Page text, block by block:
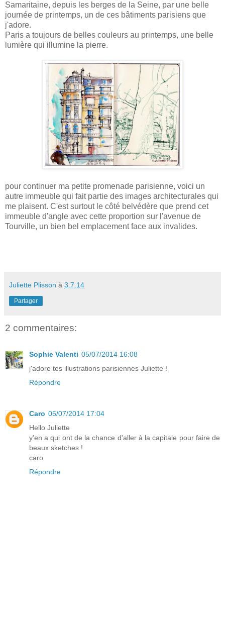
Samaritaine, depuis les berges de la Seine, par une belle
journée de printemps, un de ces bâtiments parisiens que
j'adore.
Paris a toujours de belles couleurs au printemps, une belle
lumière qui illumine la pierre.
pour continuer ma petite promenade parisienne, voici un
autre immeuble qui fait partie des images architecturales qui
me plaisent. C'est surtout le côté belvédère que prend cet
immeuble d'angle avec cette proportion sur l'avenue de
Tourville, un bien bel emplacement face aux invalides.
Juliette Plisson à 3.7.14
Partager
2 commentaires:
Sophie Valenti 05/07/2014 16:08
j'adore tes illustrations parisiennes Juliette !
Répondre
Caro 05/07/2014 17:04
Hello Juliette
y'en a qui ont de la chance d'aller à la capitale pour faire de
beaux sketches !
caro
Répondre